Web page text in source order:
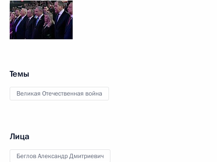
Темы
Великая Отечественная война
Лица
Беглов Александр Дмитриевич